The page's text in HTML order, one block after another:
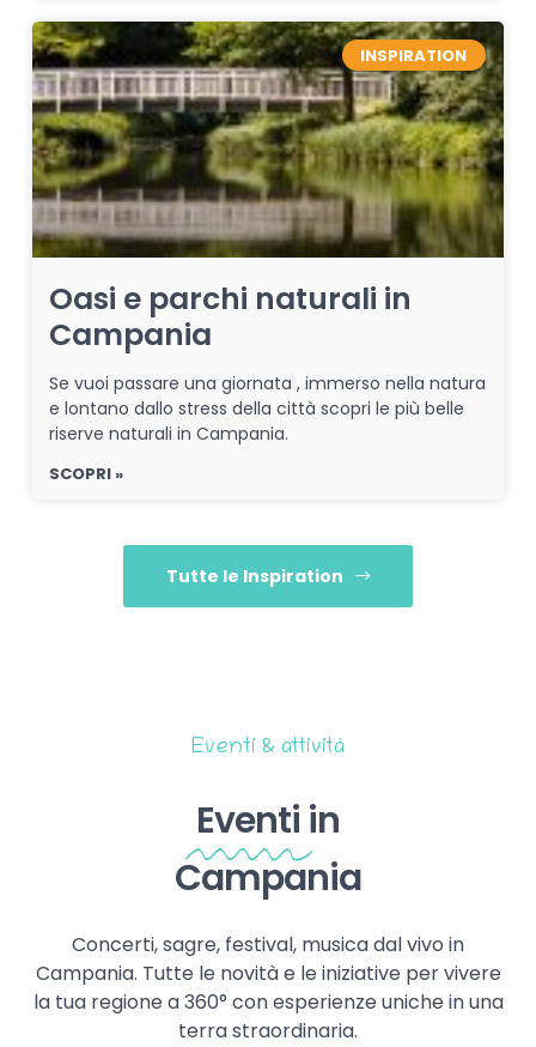
INSPIRATION
Oasi e parchi naturali in
Campania
Se vuoi passare una giornata , immerso nella natura
e lontano dallo stress della città scopri le più belle
riserve naturali in Campania.
SCOPRI »
Tutte le Inspiration
Eventi & attività
Eventi in
Campania
Concerti, sagre, festival, musica dal vivo in
Campania. Tutte le novità e le iniziative per vivere
la tua regione a 360° con esperienze uniche in una
terra straordinaria.